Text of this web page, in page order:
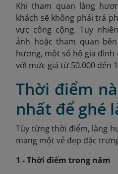
Khi tham quan làng
khách sẽ không phải trả
vực công cộng. Tuy
ảnh hoặc tham quan
hương, một số hộ gia
với mức giá từ 50.000 đến
Thời điểm
nhất để ghé
Tùy từng thời điểm, làng
mang một vẻ đẹp đặc
1 - Thời điểm trong năm